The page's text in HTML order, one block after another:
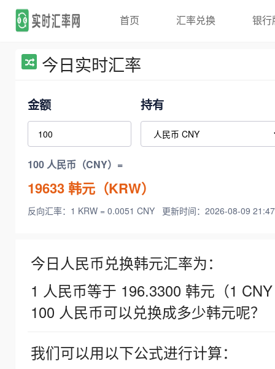
首页 汇率兑换 银行
今日实时汇率
金额 持有
100 人民币（CNY）=
19633韩元（KRW）
反向汇率：1 KRW = 0.0051 CNY 更新时间：2026-08-09
今日人民币兑换韩元汇率为：
1 人民币等于 196.3300 韩元（1
100 人民币可以兑换成多少韩元呢？
我们可以用以下公式进行计算：